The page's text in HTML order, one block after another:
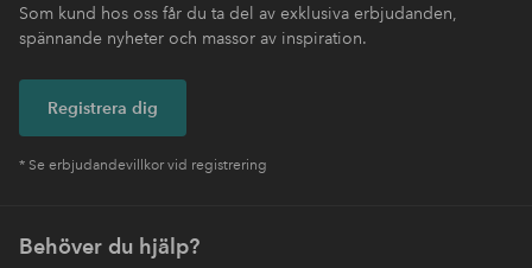
Som kund hos oss får du ta del av exklusiva erbjudanden,
spännande nyheter och massor av inspiration.
Registrera dig
* Se erbjudandevillkor vid registrering
Behöver du hjälp?